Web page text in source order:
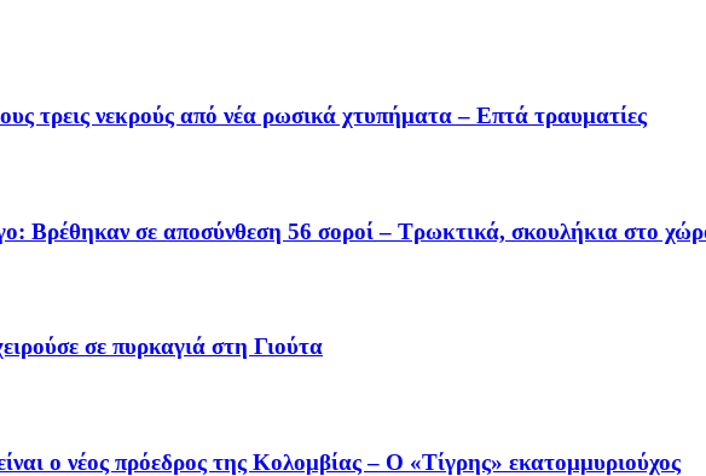
τρεις νεκρούς από νέα ρωσικά χτυπήματα – Επτά τραυματίες
Βρέθηκαν σε αποσύνθεση 56 σοροί – Τρωκτικά, σκουλήκια στο
σε πυρκαγιά στη Γιούτα
ο νέος πρόεδρος της Κολομβίας – Ο «Τίγρης» εκατομμυριούχος